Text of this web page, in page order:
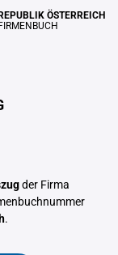
REPUBLIK ÖSTERREICH
FIRMENBUCH
der Firma
.